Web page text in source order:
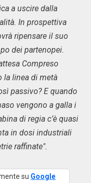
a uscire dalla
In prospettiva
ripensare il suo
dei partenopei.
Compreso
la linea di metà
passivo? E quando
vengono a galla i
di regia c’è quasi
in dosi industriali
raffinate".
su Google